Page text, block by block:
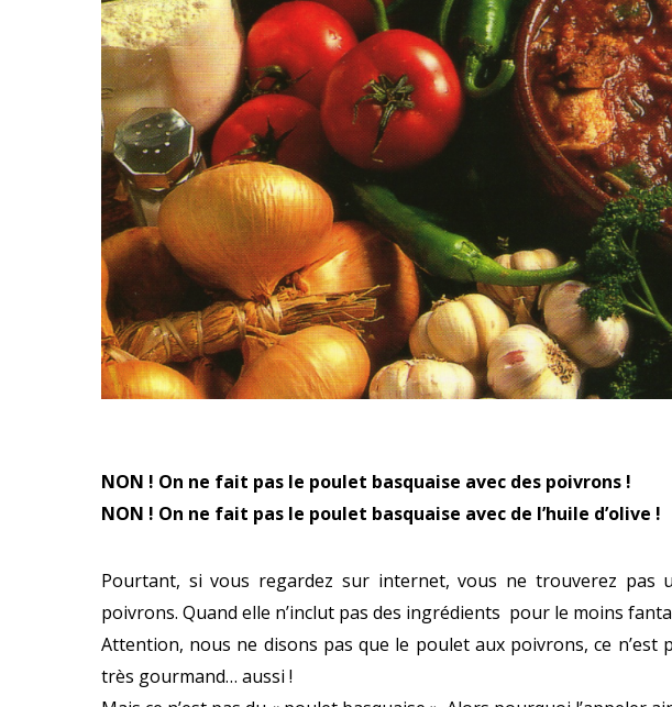
NON ! On ne fait pas le poulet basquaise avec des poivrons !
NON ! On ne fait pas le poulet basquaise avec de l’huile d’olive !
Pourtant, si vous regardez sur internet, vous ne trouverez pas
poivrons. Quand elle n’inclut pas des ingrédients pour le moins
Attention, nous ne disons pas que le poulet aux poivrons, ce
très gourmand… aussi !